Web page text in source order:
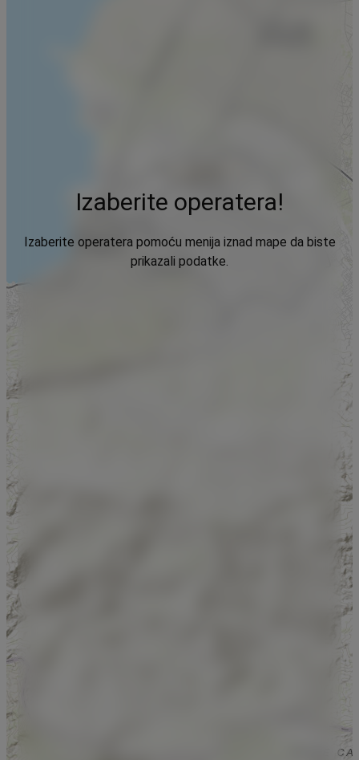
Izaberite operatera!
Izaberite operatera pomoću menija iznad mape da biste
prikazali podatke.